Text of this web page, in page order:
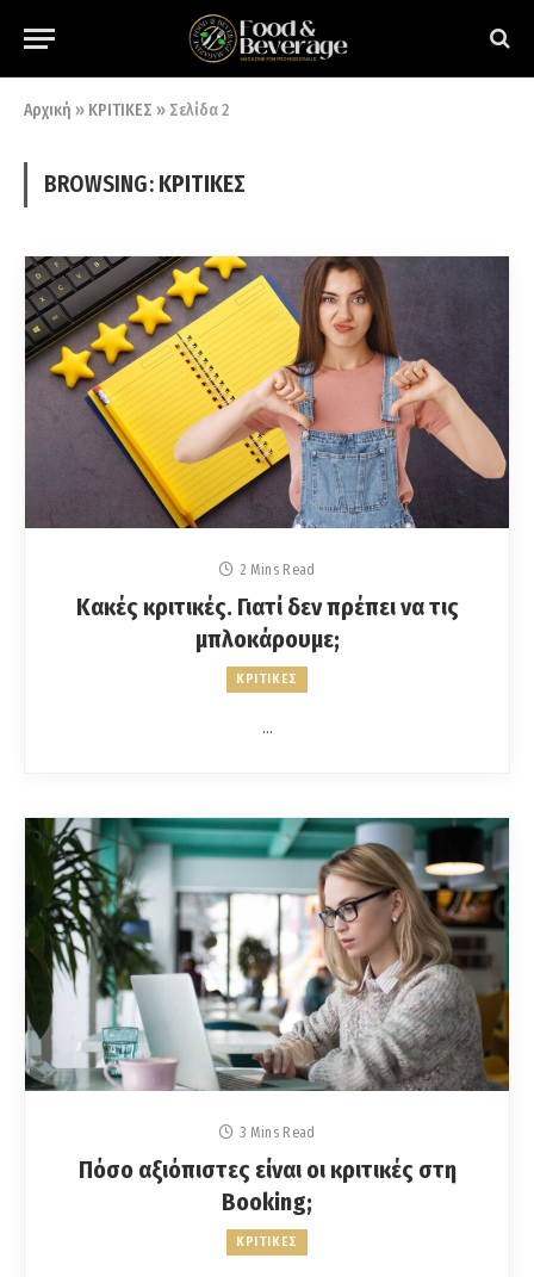
Αρχική » ΚΡΙΤΙΚΕΣ » Σελίδα 2
BROWSING: ΚΡΙΤΙΚΕΣ
2 Mins Read
Κακές κριτικές. Γιατί δεν πρέπει να τις
μπλοκάρουμε;
ΚΡΙΤΙΚΕΣ
…
3 Mins Read
Πόσο αξιόπιστες είναι οι κριτικές στη
Booking;
ΚΡΙΤΙΚΕΣ